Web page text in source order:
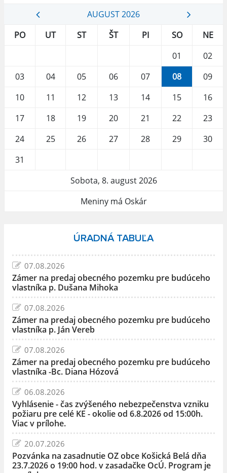
AUGUST 2026
PO
UT ST ŠT PI SO
NE
01
02
03
04 05 06 07 08
09
10
11 12 13 14 15
16
17
18 19 20 21 22
23
24
25 26 27 28 29
30
31
Sobota, 8. august 2026
Meniny má Oskár
ÚRADNÁ TABUĽA
07.08.2026
Zámer na predaj obecného pozemku pre budúceho
vlastníka p. Dušana Mihoka
07.08.2026
Zámer na predaj obecného pozemku pre budúceho
vlastníka p. Ján Vereb
07.08.2026
Zámer na predaj obecného pozemku pre budúceho
vlastníka -Bc. Diana Hózová
06.08.2026
Vyhlásenie - čas zvýšeného nebezpečenstva vzniku
požiaru pre celé KE - okolie od 6.8.2026 od 15:00h.
Viac v prílohe.
20.07.2026
Pozvánka na zasadnutie OZ obce Košická Belá dňa
23.7.2026 o 19:00 hod. v zasadačke OcÚ. Program je